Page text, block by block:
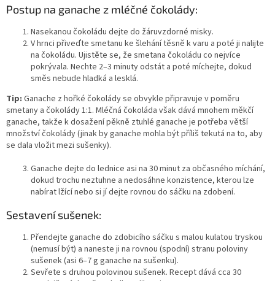
Postup na ganache z mléčné čokolády:
Nasekanou čokoládu dejte do žáruvzdorné misky.
V hrnci přiveďte smetanu ke šlehání těsně k varu a poté ji nalijte
na čokoládu. Ujistěte se, že smetana čokoládu co nejvíce
pokrývala. Nechte 2–3 minuty odstát a poté míchejte, dokud
směs nebude hladká a lesklá.
Tip: Ganache z hořké čokolády se obvykle připravuje v poměru
smetany a čokolády 1:1. Mléčná čokoláda však dává mnohem měkčí
ganache, takže k dosažení pěkně ztuhlé ganache je potřeba větší
množství čokolády (jinak by ganache mohla být příliš tekutá na to, aby
se dala vložit mezi sušenky).
Ganache dejte do lednice asi na 30 minut za občasného míchání,
dokud trochu neztuhne a nedosáhne konzistence, kterou lze
nabírat lžící nebo si jí dejte rovnou do sáčku na zdobení.
Sestavení sušenek:
Přendejte ganache do zdobicího sáčku s malou kulatou tryskou
(nemusí být) a naneste ji na rovnou (spodní) stranu poloviny
sušenek (asi 6–7 g ganache na sušenku).
Sevřete s druhou polovinou sušenek. Recept dává cca 30